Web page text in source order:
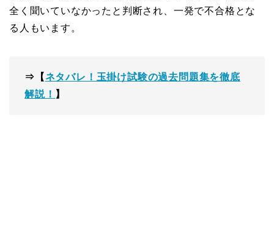
全く聞いていなかったと判断され、一発で不合格とな
る人もいます。
⇒【ネタバレ！玉掛け試験の過去問題集を徹底
解説！ 】